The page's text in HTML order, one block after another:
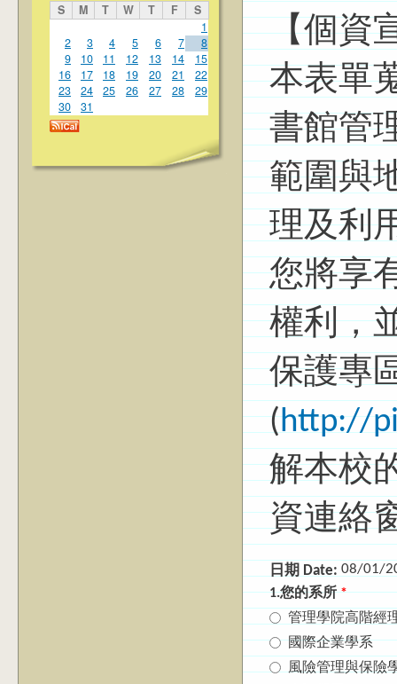
S M T W T F
S
1
2
3 4 5 6 7
8
9
10 11 12 13 14
15
16
17 18 19 20 21
22
23
24 25 26 27 28
29
30
31
【個資
本表單
書館管
範圍與
理及利
您將享
權利，
保護專
(http://
解本校
資連絡
日期 Date: 08/01/
1.您的系所*
管理學院高階經
國際企業學系
風險管理與保險